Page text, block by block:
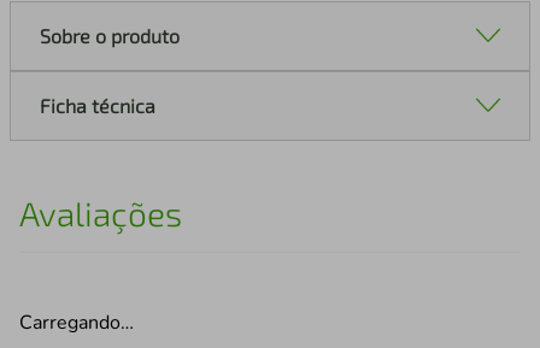
Sobre o produto
Ficha técnica
Avaliações
Carregando…